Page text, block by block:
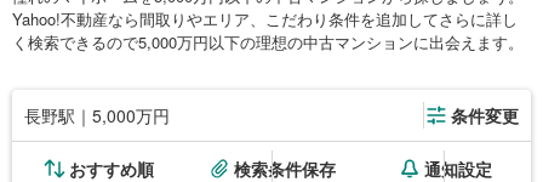
Yahoo!不動産なら間取りやエリア、こだわり条件を追加してさらに詳し
く検索できるので5,000万円以下の理想の中古マンションに出会えます。
長野駅｜5,000万円 条件変更
おすすめ順 検索条件保存 通知設定